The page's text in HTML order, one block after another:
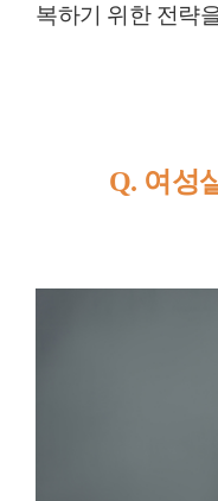
복하기 위한 전략
Q. 여성